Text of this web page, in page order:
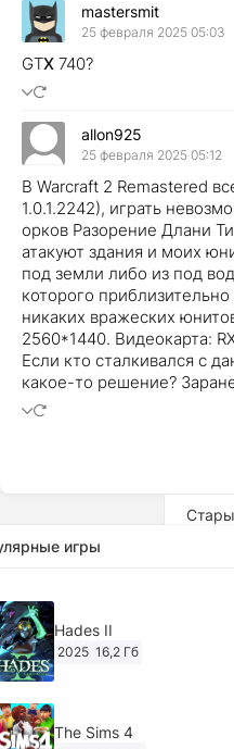
mastersmit
25 февраля 2025 05:03
GTX 740?
allon925
25 февраля 2025 05:12
В Warcraft 2 Remastered
1.0.1.2242), играть
орков Разорение Длани
атакуют здания и моих
под земли либо из под
которого
никаких вражеских
2560*1440. Видеокарта:
Если кто сталкивался с
какое-то решение?
игры
Hades II
2025 16,2 Гб
The Sims 4